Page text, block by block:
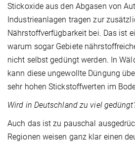
Stickoxide aus den Abgasen von
Industrieanlagen tragen zur
Nährstoffverfügbarkeit bei. Das ist
warum sogar Gebiete
nicht selbst gedüngt werden. In
kann diese ungewollte Düngung
sehr hohen Stickstoffwerten im
Wird in Deutschland zu viel
Auch das ist zu pauschal
Regionen weisen ganz klar einen